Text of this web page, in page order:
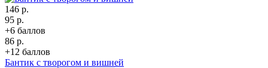
146 р.
95 р.
+6 баллов
86 р.
+12 баллов
Бантик с творогом и вишней